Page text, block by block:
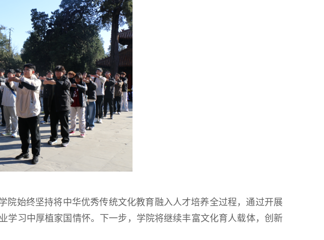
院始终坚持将中华优秀传统文化教育融入人才培养全过程，通过开展
学习中厚植家国情怀。下一步，学院将继续丰富文化育人载体，创新